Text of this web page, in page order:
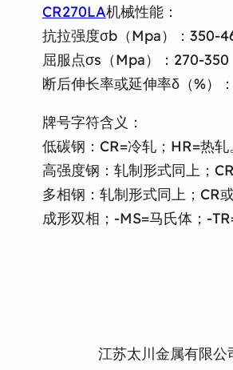
CR270LA机械性能：
抗拉强度σb（Mpa）：350-
屈服点σs（Mpa）：270-350
断后伸长率或延伸率δ（%）
牌号字符含义：
低碳钢：CR=冷轧；HR=热轧
高强度钢：轧制形式同上；
多相钢：轧制形式同上；CR
成形双相；-MS=马氏体；-
江苏太川金属有限公